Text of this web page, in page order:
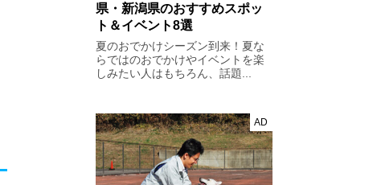
県・新潟県のおすすめスポッ
ト＆イベント8選
夏のおでかけシーズン到来！夏な
らではのおでかけやイベントを楽
しみたい人はもちろん、話題...
AD